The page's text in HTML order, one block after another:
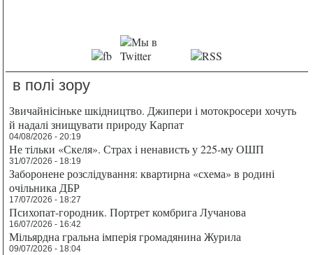
в полі зору
Звичайнісіньке шкідництво. Джипери і мотокросери хочуть
й надалі знищувати природу Карпат
04/08/2026 - 20:19
Не тільки «Скеля». Страх і ненависть у 225-му ОШП
31/07/2026 - 18:19
Заборонене розслідування: квартирна «схема» в родині
очільника ДБР
17/07/2026 - 18:27
Психопат-городник. Портрет комбрига Лучанова
16/07/2026 - 16:42
Мільярдна гральна імперія громадянина Журила
09/07/2026 - 18:04